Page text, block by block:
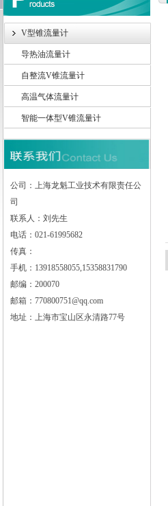
上海龙魁工业技术有限责任公司
V型锥流量计
导热油流量计
自整流V锥流量计
高温气体流量计
智能一体型V锥流量计
公司：上海龙魁工业技术有限责任公
司
联系人：刘先生
电话：021-61995682
传真：
手机：13918558055,15358831790
邮编：200070
邮箱：770800751@qq.com
地址：上海市宝山区永清路77号